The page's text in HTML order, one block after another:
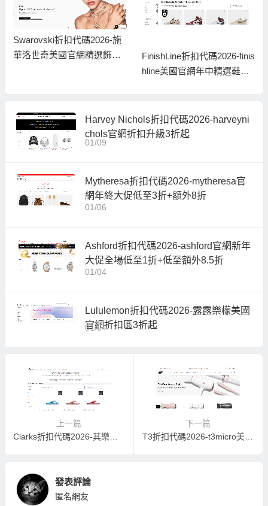
Swarovski折扣代碼2026-施
華洛世奇美國官網精選飾品
FinishLine折扣代碼2026-finis
hline美國官網年中精選鞋履
Harvey Nichols折扣代碼2026-harveyni
chols官網折扣升級3折起
01/09
Mytheresa折扣代碼2026-mytheresa官
網年終大促低至3折+額外8折
01/06
Ashford折扣代碼2026-ashford官網新年
大促全場低至1折+低至額外8.5折
01/04
Lululemon折扣代碼2026-露露樂檬美國
官網折扣區3折起
01/04
上一篇
Clarks折扣代碼2026-其樂美國官網季清倉大促低至3折+額外7折
下一篇
T3折扣代碼2026-t3micro美國官網精選超值吹風機低至2折促銷
發表評論
匿名網友